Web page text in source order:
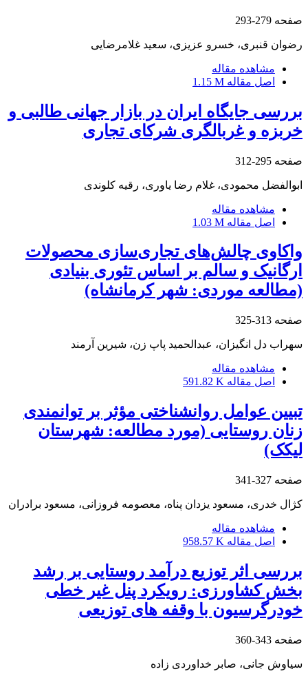
صفحه 279-293
رضوان قنبری، خسرو عزیزی، سعید غلامرضایی
مشاهده مقاله
اصل مقاله 1.15 M
بررسی جایگاه ایران در بازار جهانی طالبی و
خربزه و غربالگری شرکای تجاری
صفحه 295-312
ابوالفضل محمودی، غلام رضا یاوری، رقیه کلوندی
مشاهده مقاله
اصل مقاله 1.03 M
واکاوی چالش‌های تجاری‌سازی محصولات
ارگانیک و سالم بر اساس تئوری بنیادی
(مطالعه موردی: شهر کرمانشاه)
صفحه 313-325
سهراب دل انگیزان، عبدالحمید پاپ زن، شیرین آرمند
مشاهده مقاله
اصل مقاله 591.82 K
تبیین عوامل روانشناختی مؤثر بر توانمندی
زنان روستایی (مورد مطالعه: شهرستان
لیکک)
صفحه 327-341
کژال خدری، مسعود یزدان پناه، معصومه فروزانی، مسعود برادران
مشاهده مقاله
اصل مقاله 958.57 K
بررسی اثر توزیع درآمد روستایی بر رشد
بخش کشاورزی: رویکرد پنل غیر خطی
خودرگرسیون با وقفه های توزیعی
صفحه 343-360
سیاوش جانی، صابر خداوردی زاده